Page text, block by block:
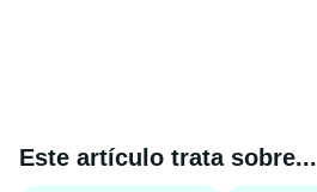
Este artículo trata sobre...